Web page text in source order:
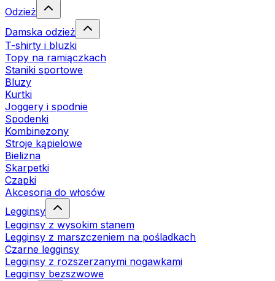
Odzież
Damska odzież
T-shirty i bluzki
Topy na ramiączkach
Staniki sportowe
Bluzy
Kurtki
Joggery i spodnie
Spodenki
Kombinezony
Stroje kąpielowe
Bielizna
Skarpetki
Czapki
Akcesoria do włosów
Legginsy
Legginsy z wysokim stanem
Legginsy z marszczeniem na pośladkach
Czarne legginsy
Legginsy z rozszerzanymi nogawkami
Legginsy bezszwowe